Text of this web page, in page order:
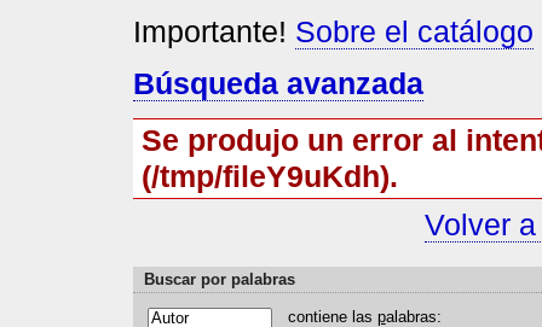
Importante! Sobre el catálogo
Búsqueda avanzada
Se produjo un error al
(/tmp/fileY9uKdh).
Volver
Buscar por palabras
contiene las palabras: